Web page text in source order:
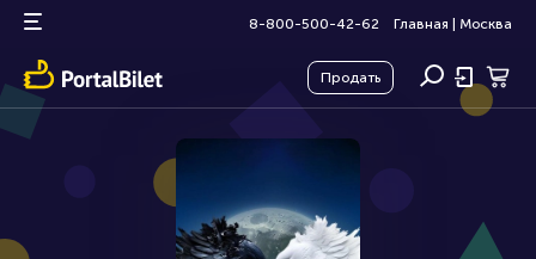
8-800-500-42-62 Главная Москва
Продать